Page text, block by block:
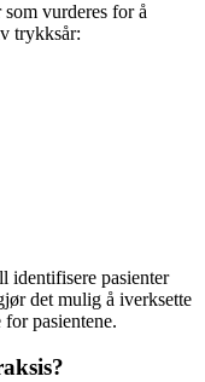
vurderes for å
trykksår:
identifisere pasienter
det mulig å iverksette
pasientene.